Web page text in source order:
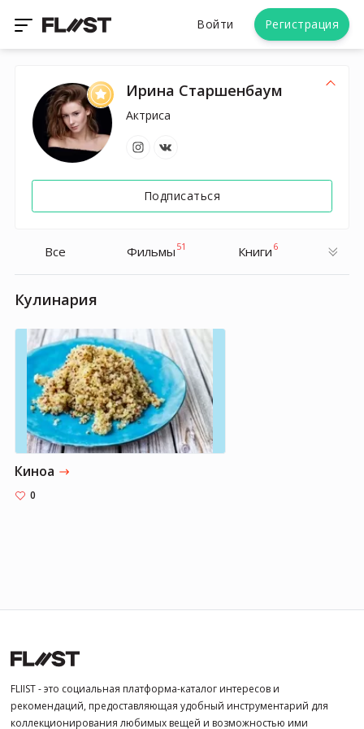
Войти Регистрация
Ирина Старшенбаум
Актриса
Подписаться
Все Фильмы 51 Книги 6
Кулинария
Киноа
0
FLIIST - это социальная платформа-каталог интересов и
рекомендаций, предоставляющая удобный инструментарий для
коллекционирования любимых вещей и возможностью ими